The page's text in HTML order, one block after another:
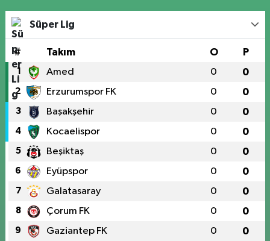
Süper Lig
# Takım O P
1 Amed 0 0
2 Erzurumspor FK 0 0
3 Başakşehir 0 0
4 Kocaelispor 0 0
5 Beşiktaş 0 0
6 Eyüpspor 0 0
7 Galatasaray 0 0
8 Çorum FK 0 0
9 Gaziantep FK 0 0